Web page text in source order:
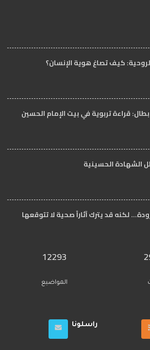
كيف تصاغ هوية الإنسان؟
قراءة تربوية في بيت الإمام الحسين
الشهادة الحسينية
لكنه قد يترك آثاراً صحية لا تتوقعها
12293
المواضيع
راسلونا